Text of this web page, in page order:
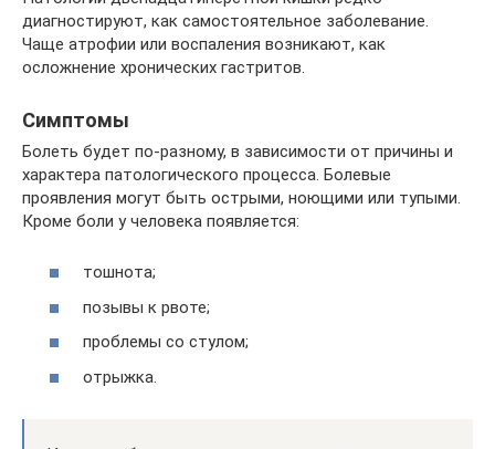
диагностируют, как самостоятельное заболевание.
Чаще атрофии или воспаления возникают, как
осложнение хронических гастритов.
Симптомы
Болеть будет по-разному, в зависимости от причины и
характера патологического процесса. Болевые
проявления могут быть острыми, ноющими или тупыми.
Кроме боли у человека появляется:
тошнота;
позывы к рвоте;
проблемы со стулом;
отрыжка.